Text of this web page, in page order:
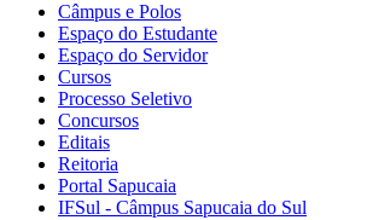
Câmpus e Polos
Espaço do Estudante
Espaço do Servidor
Cursos
Processo Seletivo
Concursos
Editais
Reitoria
Portal Sapucaia
IFSul - Câmpus Sapucaia do Sul